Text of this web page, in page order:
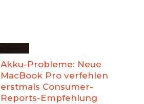
Akku-Probleme: Neue
MacBook Pro verfehlen
erstmals Consumer-
Reports-Empfehlung